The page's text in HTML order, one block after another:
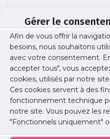
Gérer le
Afin de vous offrir la
besoins, nous souhaitons
avec votre consentement.
accepter tous", vous
cookies, utilisés par notre
Ces cookies servent à des
fonctionnement technique
notre site. Vous pouvez les
"Fonctionnels uniquement"
Lettre
Publié le : 2 juillet 2024
Partager cet article :